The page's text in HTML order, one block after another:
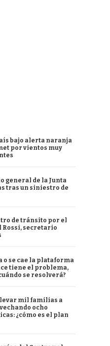
bajo alerta naranja
por vientos muy
general de la Junta
tras un siniestro de
de tránsito por el
Rossi, secretario
o se cae la plataforma
tiene el problema,
se resolverá?
mil familias a
ocho
¿cómo es el plan